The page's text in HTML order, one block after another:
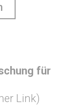
für
Link)